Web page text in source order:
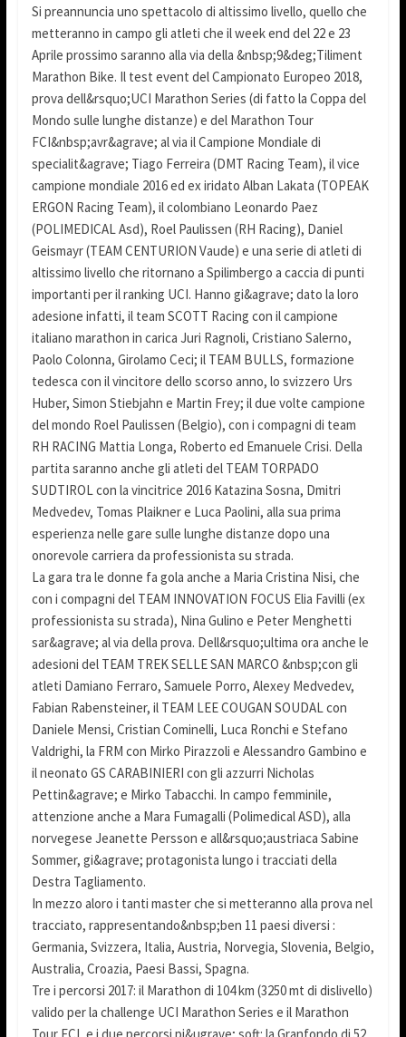
Si preannuncia uno spettacolo di altissimo livello, quello che
metteranno in campo gli atleti che il week end del 22 e 23
Aprile prossimo saranno alla via della &nbsp;9&deg;Tiliment
Marathon Bike. Il test event del Campionato Europeo 2018,
prova dell&rsquo;UCI Marathon Series (di fatto la Coppa del
Mondo sulle lunghe distanze) e del Marathon Tour
FCI&nbsp;avr&agrave; al via il Campione Mondiale di
specialit&agrave; Tiago Ferreira (DMT Racing Team), il vice
campione mondiale 2016 ed ex iridato Alban Lakata (TOPEAK
ERGON Racing Team), il colombiano Leonardo Paez
(POLIMEDICAL Asd), Roel Paulissen (RH Racing), Daniel
Geismayr (TEAM CENTURION Vaude) e una serie di atleti di
altissimo livello che ritornano a Spilimbergo a caccia di punti
importanti per il ranking UCI. Hanno gi&agrave; dato la loro
adesione infatti, il team SCOTT Racing con il campione
italiano marathon in carica Juri Ragnoli, Cristiano Salerno,
Paolo Colonna, Girolamo Ceci; il TEAM BULLS, formazione
tedesca con il vincitore dello scorso anno, lo svizzero Urs
Huber, Simon Stiebjahn e Martin Frey; il due volte campione
del mondo Roel Paulissen (Belgio), con i compagni di team
RH RACING Mattia Longa, Roberto ed Emanuele Crisi. Della
partita saranno anche gli atleti del TEAM TORPADO
SUDTIROL con la vincitrice 2016 Katazina Sosna, Dmitri
Medvedev, Tomas Plaikner e Luca Paolini, alla sua prima
esperienza nelle gare sulle lunghe distanze dopo una
onorevole carriera da professionista su strada.
La gara tra le donne fa gola anche a Maria Cristina Nisi, che
con i compagni del TEAM INNOVATION FOCUS Elia Favilli (ex
professionista su strada), Nina Gulino e Peter Menghetti
sar&agrave; al via della prova. Dell&rsquo;ultima ora anche le
adesioni del TEAM TREK SELLE SAN MARCO &nbsp;con gli
atleti Damiano Ferraro, Samuele Porro, Alexey Medvedev,
Fabian Rabensteiner, il TEAM LEE COUGAN SOUDAL con
Daniele Mensi, Cristian Cominelli, Luca Ronchi e Stefano
Valdrighi, la FRM con Mirko Pirazzoli e Alessandro Gambino e
il neonato GS CARABINIERI con gli azzurri Nicholas
Pettin&agrave; e Mirko Tabacchi. In campo femminile,
attenzione anche a Mara Fumagalli (Polimedical ASD), alla
norvegese Jeanette Persson e all&rsquo;austriaca Sabine
Sommer, gi&agrave; protagonista lungo i tracciati della
Destra Tagliamento.
In mezzo aloro i tanti master che si metteranno alla prova nel
tracciato, rappresentando&nbsp;ben 11 paesi diversi :
Germania, Svizzera, Italia, Austria, Norvegia, Slovenia, Belgio,
Australia, Croazia, Paesi Bassi, Spagna.
Tre i percorsi 2017: il Marathon di 104 km (3250 mt di dislivello)
valido per la challenge UCI Marathon Series e il Marathon